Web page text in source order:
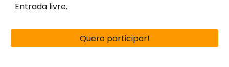
Entrada livre.
Quero participar!